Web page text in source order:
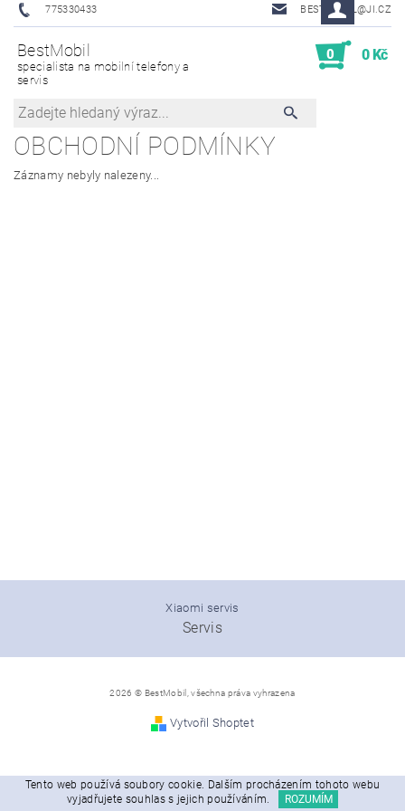
775330433 BESTMOBIL@JI.CZ
BestMobil
specialista na mobilní telefony a
servis
0 0 Kč
OBCHODNÍ PODMÍNKY
Záznamy nebyly nalezeny...
Xiaomi servis
Servis
2026 © BestMobil, všechna práva vyhrazena
Vytvořil Shoptet
Tento web používá soubory cookie. Dalším procházením tohoto webu
vyjadřujete souhlas s jejich používáním.
ROZUMÍM